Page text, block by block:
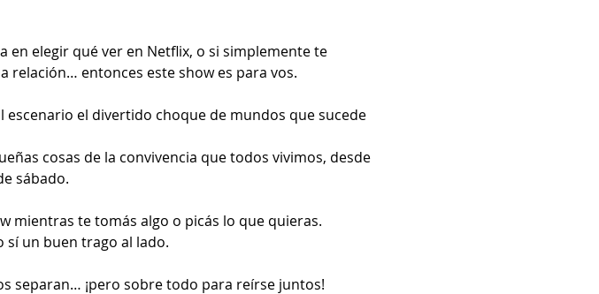
elegir qué ver en Netflix, o si simplemente te
relación… entonces este show es para vos.
escenario el divertido choque de mundos que sucede
cosas de la convivencia que todos vivimos, desde
sábado.
mientras te tomás algo o picás lo que quieras.
sí un buen trago al lado.
separan… ¡pero sobre todo para reírse juntos!